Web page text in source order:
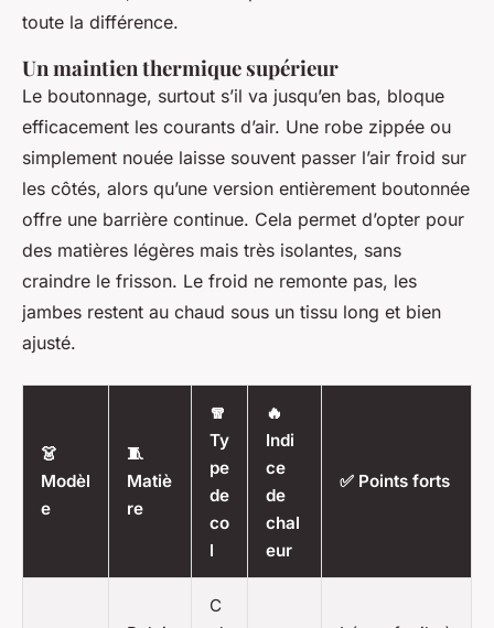
toute la différence.
Un maintien thermique supérieur
Le boutonnage, surtout s’il va jusqu’en bas, bloque
efficacement les courants d’air. Une robe zippée ou
simplement nouée laisse souvent passer l’air froid sur
les côtés, alors qu’une version entièrement boutonnée
offre une barrière continue. Cela permet d’opter pour
des matières légères mais très isolantes, sans
craindre le frisson. Le froid ne remonte pas, les
jambes restent au chaud sous un tissu long et bien
ajusté.
👗
Modèl
e
🧵
Matiè
re
🧣
Ty
pe
de
co
l
🔥
Indi
ce
de
chal
eur
✅ Points forts
C